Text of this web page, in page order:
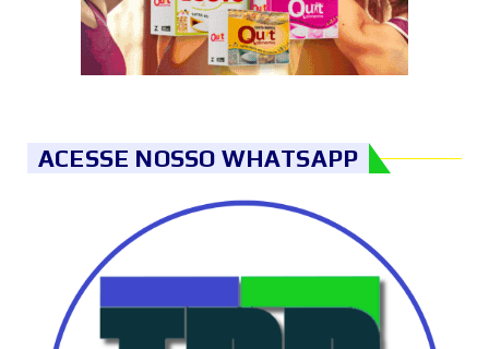
ACESSE NOSSO WHATSAPP